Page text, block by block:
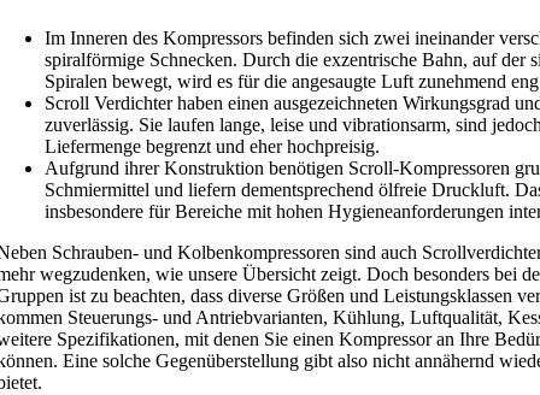
Im Inneren des Kompressors befinden sich zwei ineinander
spiralförmige Schnecken. Durch die exzentrische Bahn, auf der
Spiralen bewegt, wird es für die angesaugte Luft zunehmend
Scroll Verdichter haben einen ausgezeichneten Wirkungsgrad
zuverlässig. Sie laufen lange, leise und vibrationsarm, sind
Liefermenge begrenzt und eher hochpreisig.
Aufgrund ihrer Konstruktion benötigen Scroll-Kompressoren
Schmiermittel und liefern dementsprechend ölfreie Druckluft.
insbesondere für Bereiche mit hohen Hygieneanforderungen
Schrauben- und Kolbenkompressoren sind auch
wegzudenken, wie unsere Übersicht zeigt. Doch besonders bei
ist zu beachten, dass diverse Größen und Leistungsklassen
Steuerungs- und Antriebvarianten, Kühlung, Luftqualität,
Spezifikationen, mit denen Sie einen Kompressor an Ihre
Eine solche Gegenüberstellung gibt also nicht annähernd